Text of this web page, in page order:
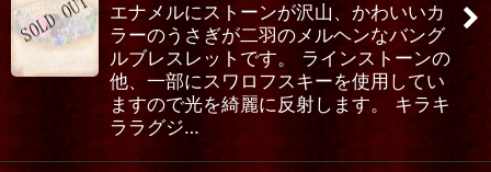
エナメルにストーンが沢山、かわいいカ
ラーのうさぎが二羽のメルヘンなバング
ルブレスレットです。 ラインストーンの
他、一部にスワロフスキーを使用してい
ますので光を綺麗に反射します。 キラキ
ララグジ…